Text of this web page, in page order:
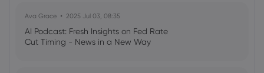
Ava Grace 2025 Jul 03, 08:35
AI Podcast: Fresh Insights on Fed Rate
Cut Timing - News in a New Way